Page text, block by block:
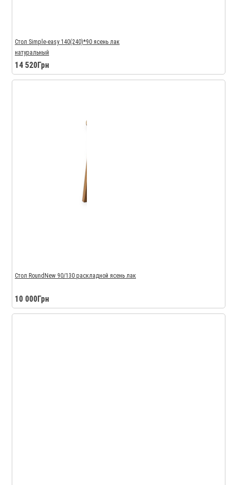
Стол Simple-easy 140(240)*90 ясень лак
натуральный
14 520Грн
Стол RoundNew 90/130 раскладной ясень лак
10 000Грн